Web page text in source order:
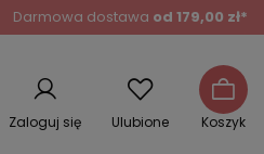
Darmowa dostawa od 179,00 zł*
Zaloguj się Ulubione Koszyk